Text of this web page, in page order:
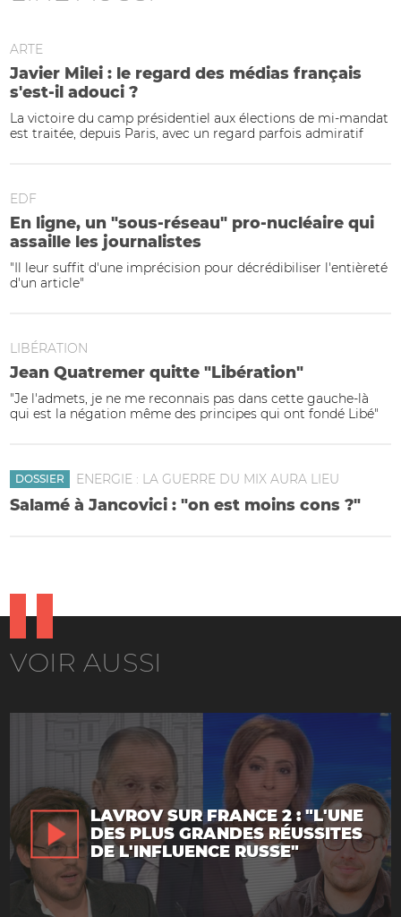
ARTE
Javier Milei : le regard des médias français
s'est-il adouci ?
La victoire du camp présidentiel aux élections de mi-mandat
est traitée, depuis Paris, avec un regard parfois admiratif
EDF
En ligne, un "sous-réseau" pro-nucléaire qui
assaille les journalistes
"Il leur suffit d'une imprécision pour décrédibiliser l'entièreté
d'un article"
LIBÉRATION
Jean Quatremer quitte "Libération"
"Je l'admets, je ne me reconnais pas dans cette gauche-là
qui est la négation même des principes qui ont fondé Libé"
DOSSIER ENERGIE : LA GUERRE DU MIX AURA LIEU
Salamé à Jancovici : "on est moins cons ?"
VOIR AUSSI
LAVROV SUR FRANCE 2 : "L'UNE
DES PLUS GRANDES RÉUSSITES
DE L'INFLUENCE RUSSE"